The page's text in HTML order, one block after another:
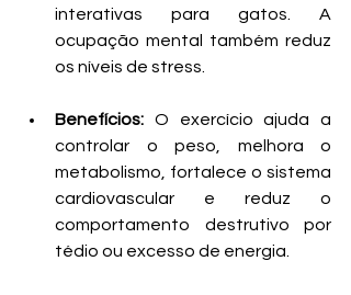
interativas para gatos. A
ocupação mental também reduz
os níveis de stress.
Benefícios: O exercício ajuda a
controlar o peso, melhora o
metabolismo, fortalece o sistema
cardiovascular e reduz o
comportamento destrutivo por
tédio ou excesso de energia.